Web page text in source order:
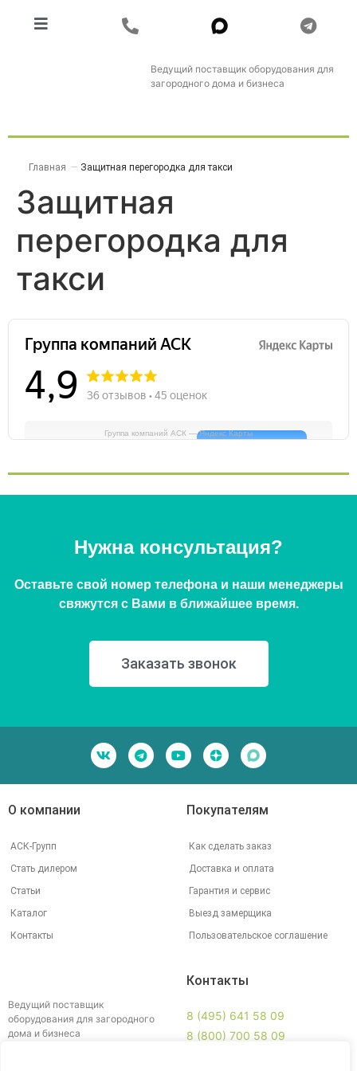
Ведущий поставщик оборудования для
загородного дома и бизнеса
Главная — Защитная перегородка для такси
Защитная
перегородка для
такси
Группа компаний АСК — Яндекс Карты
Нужна консультация?
Оставьте свой номер телефона и наши менеджеры
свяжутся с Вами в ближайшее время.
Заказать звонок
Ведущий поставщик
оборудования для загородного
дома и бизнеса
О компании
АСК-Групп
Стать дилером
Статьи
Каталог
Контакты
Покупателям
Как сделать заказ
Доставка и оплата
Гарантия и сервис
Выезд замерщика
Пользовательское соглашение
Контакты
8 (495) 641 58 09
8 (800) 700 58 09